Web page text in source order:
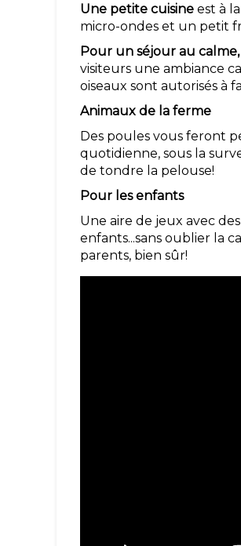
Une petite cuisine est à
micro-ondes et un petit
Pour un séjour au
visiteurs une ambiance
oiseaux sont autorisés à
Animaux de la ferme
Des poules vous feront
quotidienne, sous la
de tondre la pelouse!
Pour les enfants
Une aire de jeux avec
enfants...sans oublier la
parents, bien sûr!